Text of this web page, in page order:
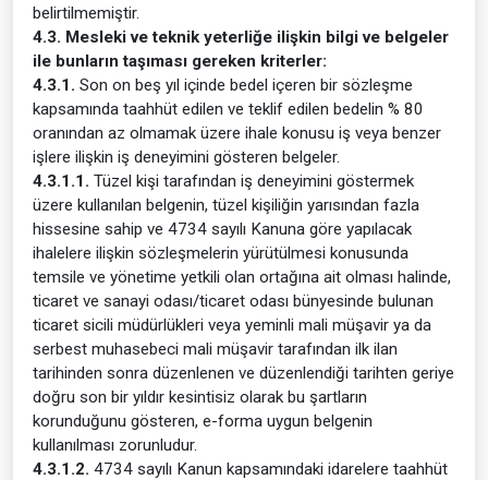
belirtilmemiştir.
4.3. Mesleki ve teknik yeterliğe ilişkin bilgi ve belgeler
ile bunların taşıması gereken kriterler:
4.3.1. Son on beş yıl içinde bedel içeren bir sözleşme
kapsamında taahhüt edilen ve teklif edilen bedelin % 80
oranından az olmamak üzere ihale konusu iş veya benzer
işlere ilişkin iş deneyimini gösteren belgeler.
4.3.1.1. Tüzel kişi tarafından iş deneyimini göstermek
üzere kullanılan belgenin, tüzel kişiliğin yarısından fazla
hissesine sahip ve 4734 sayılı Kanuna göre yapılacak
ihalelere ilişkin sözleşmelerin yürütülmesi konusunda
temsile ve yönetime yetkili olan ortağına ait olması halinde,
ticaret ve sanayi odası/ticaret odası bünyesinde bulunan
ticaret sicili müdürlükleri veya yeminli mali müşavir ya da
serbest muhasebeci mali müşavir tarafından ilk ilan
tarihinden sonra düzenlenen ve düzenlendiği tarihten geriye
doğru son bir yıldır kesintisiz olarak bu şartların
korunduğunu gösteren, e-forma uygun belgenin
kullanılması zorunludur.
4.3.1.2. 4734 sayılı Kanun kapsamındaki idarelere taahhüt